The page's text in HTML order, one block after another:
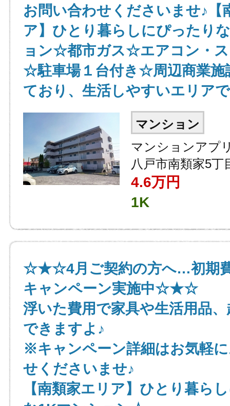
お問い合わせくださいませ♪【
ア】ひとり暮らしにぴったり
ョン☆都市ガス☆エアコン・
☆駐車場１台付き☆周辺商業施
ており、生活しやすいエリア
マンション
マンションアプ
八戸市南類家5丁
4.6万円
1K
☆★☆4月ご契約の方へ…初期
キャンペーン実施中☆★☆
浮いた費用で家具や生活用品
できますよ♪
※キャンペーン詳細はお気軽
せくださいませ♪
【南類家エリア】ひとり暮ら